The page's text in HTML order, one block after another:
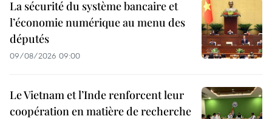
La sécurité du système bancaire et
l’économie numérique au menu des
députés
09/08/2026 09:00
Le Vietnam et l’Inde renforcent leur
coopération en matière de recherche